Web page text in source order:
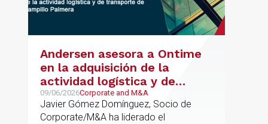
Andersen asesora a Ontime
en la adquisición de la
actividad logística y de
transporte de Campillo
Palmera
09/06/2026Corporate and M&A
Javier Gómez Domínguez, Socio de
Corporate/M&A ha liderado el